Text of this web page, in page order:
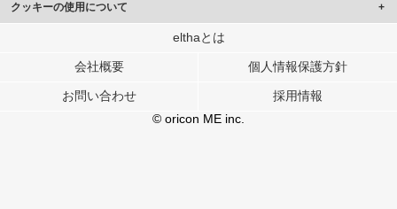
クッキーの使用について
このサイトでは Cookie を使用して、ユーザーに合わせたコンテンツや広告の
行っています。
メディアや広告配信、データ解析の各パートナーに提供しています。
各パートナーは、この情報とユーザーが各パートナーに提供した他の情報や、
ユーザーが各パートナーのサービスを使用したときに収集した他の情報を組み
elthaとは
会社概要 個人情報保護方針
お問い合わせ
採用情報
© oricon ME inc.